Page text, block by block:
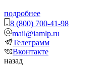
подробнее
8 (800) 700-41-98
mail@iamlp.ru
Телеграмм
Вконтакте
назад